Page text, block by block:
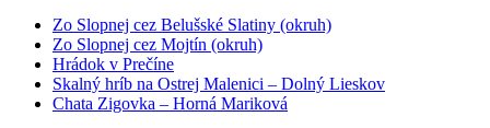
Zo Slopnej cez Belušské Slatiny (okruh)
Zo Slopnej cez Mojtín (okruh)
Hrádok v Prečíne
Skalný hríb na Ostrej Malenici – Dolný Lieskov
Chata Zigovka – Horná Mariková